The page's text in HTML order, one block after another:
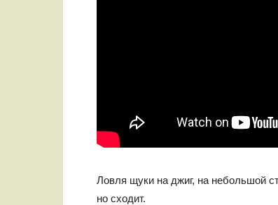
Ловля щуки на джиг, на небольшой
но сходит.